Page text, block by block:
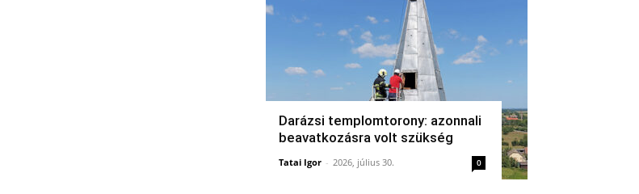
Darázsi templomtorony: azonnali
beavatkozásra volt szükség
Tatai Igor - 2026, július 30. 0